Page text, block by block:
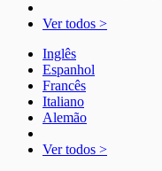
Ver todos >
Inglês
Espanhol
Francês
Italiano
Alemão
Ver todos >